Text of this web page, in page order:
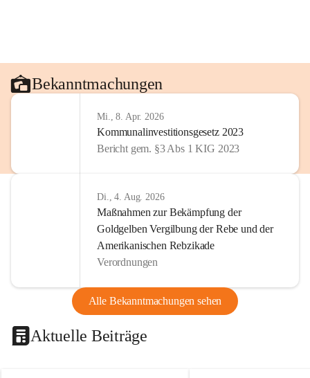
Bekanntmachungen
Mi., 8. Apr. 2026
Kommunalinvestitionsgesetz 2023
Bericht gem. §3 Abs 1 KIG 2023
Di., 4. Aug. 2026
Maßnahmen zur Bekämpfung der
Goldgelben Vergilbung der Rebe und der
Amerikanischen Rebzikade
Verordnungen
Alle Bekanntmachungen sehen
Aktuelle Beiträge